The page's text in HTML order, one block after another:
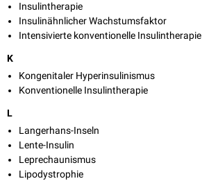
Insulintherapie
Insulinähnlicher Wachstumsfaktor
Intensivierte konventionelle Insulintherapie
K
Kongenitaler Hyperinsulinismus
Konventionelle Insulintherapie
L
Langerhans-Inseln
Lente-Insulin
Leprechaunismus
Lipodystrophie